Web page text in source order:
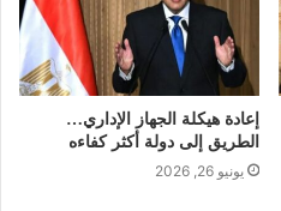
إعادة هيكلة الجهاز الإداري…
الطريق إلى دولة أكثر كفاءه
يونيو 26, 2026